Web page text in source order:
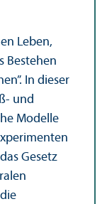
Leben,
Bestehen
In dieser
und
Modelle
Gesetz